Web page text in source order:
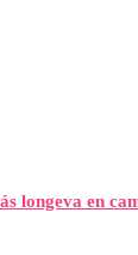
longeva en